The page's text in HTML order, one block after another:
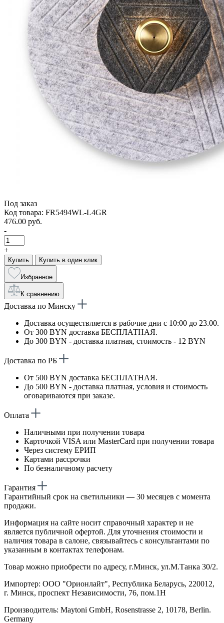
Под заказ
Код товара: FR5494WL-L4GR
476.00 руб.
-
+
Купить Купить в один клик
Избранное
К сравнению
Доставка по Минску
Доставка осуществляется в рабочие дни с 10:00 до 23.00.
От 300 BYN доставка БЕСПЛАТНАЯ.
До 300 BYN - доставка платная, стоимость - 12 BYN
Доставка по РБ
От 500 BYN доставка БЕСПЛАТНАЯ.
До 500 BYN - доставка платная, условия и стоимость
оговариваются при заказе.
Оплата
Наличными при получении товара
Карточкой VISA или MasterCard при получении товара
Через систему ЕРИП
Картами рассрочки
По безналичному расчету
Гарантия
Гарантийный срок на светильники — 30 месяцев с момента
продажи.
Информация на сайте носит справочный характер и не
является публичной офертой. Для уточнения стоимости и
наличия товара в салоне, связывайтесь с консультантами по
указанным в контактах телефонам.
Товар можно приобрести по адресу, г.Минск, ул.М.Танка 30/2.
Импортер: ООО "Орионлайт", Республика Беларусь, 220012,
г. Минск, проспект Независимости, 76, пом.1Н
Производитель: Maytoni GmbH, Rosenstrasse 2, 10178, Berlin.
Germany